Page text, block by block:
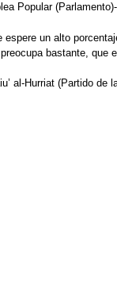
Popular
un alto
bastante,
al-Hurriat (Partido